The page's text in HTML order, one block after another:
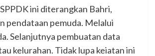
ini diterangkan Bahri,
pendataan pemuda. Melalui
Selanjutnya pembuatan data
kelurahan. Tidak lupa keiatan ini